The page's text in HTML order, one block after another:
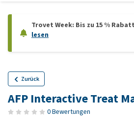
Trovet Week: Bis zu 15 %
lesen
Zurück
AFP Interactive Treat
0 Bewertungen